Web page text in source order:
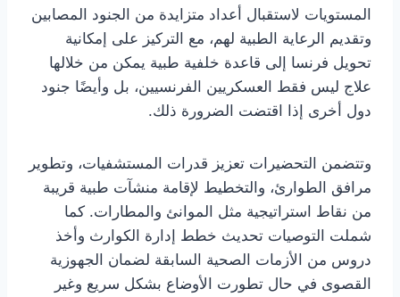
المستويات لاستقبال أعداد متزايدة من الجنود المصابين
وتقديم الرعاية الطبية لهم، مع التركيز على إمكانية
تحويل فرنسا إلى قاعدة خلفية طبية يمكن من خلالها
علاج ليس فقط العسكريين الفرنسيين، بل وأيضًا جنود
دول أخرى إذا اقتضت الضرورة ذلك.
وتتضمن التحضيرات تعزيز قدرات المستشفيات، وتطوير
مرافق الطوارئ، والتخطيط لإقامة منشآت طبية قريبة
من نقاط استراتيجية مثل الموانئ والمطارات. كما
شملت التوصيات تحديث خطط إدارة الكوارث وأخذ
دروس من الأزمات الصحية السابقة لضمان الجهوزية
القصوى في حال تطورت الأوضاع بشكل سريع وغير